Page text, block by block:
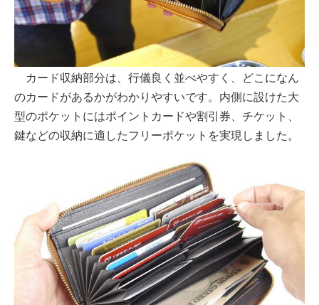
カード収納部分は、行儀良く並べやすく、どこになん
のカードがあるかがわかりやすいです。内側に設けた大
型のポケットにはポイントカードや割引券、チケット、
鍵などの収納に適したフリーポケットを実現しました。